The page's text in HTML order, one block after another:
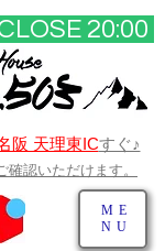
20:00​
ME
NU
阪 天理東ICすぐ♪
確認いただけます。